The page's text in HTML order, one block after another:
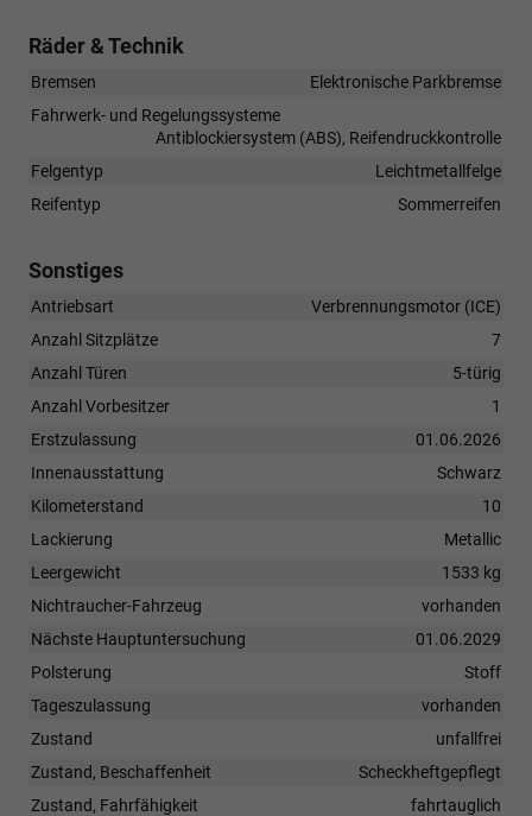
Räder & Technik
Bremsen
Elektronische Parkbremse
Fahrwerk- und Regelungssysteme
Antiblockiersystem (ABS), Reifendruckkontrolle
Felgentyp
Leichtmetallfelge
Reifentyp
Sommerreifen
Sonstiges
Antriebsart
Verbrennungsmotor (ICE)
Anzahl Sitzplätze
7
Anzahl Türen
5-türig
Anzahl Vorbesitzer
1
Erstzulassung
01.06.2026
Innenausstattung
Schwarz
Kilometerstand
10
Lackierung
Metallic
Leergewicht
1533 kg
Nichtraucher-Fahrzeug
vorhanden
Nächste Hauptuntersuchung
01.06.2029
Polsterung
Stoff
Tageszulassung
vorhanden
Zustand
unfallfrei
Zustand, Beschaffenheit
Scheckheftgepflegt
Zustand, Fahrfähigkeit
fahrtauglich